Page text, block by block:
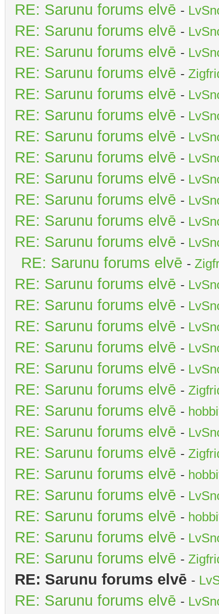
RE: Sarunu forums elvē -
RE: Sarunu forums elvē -
RE: Sarunu forums elvē -
RE: Sarunu forums elvē -
RE: Sarunu forums elvē -
RE: Sarunu forums elvē -
RE: Sarunu forums elvē -
RE: Sarunu forums elvē -
RE: Sarunu forums elvē -
RE: Sarunu forums elvē -
RE: Sarunu forums elvē -
RE: Sarunu forums elvē -
RE: Sarunu forums elvē -
RE: Sarunu forums elvē -
RE: Sarunu forums elvē -
RE: Sarunu forums elvē -
RE: Sarunu forums elvē -
RE: Sarunu forums elvē -
RE: Sarunu forums elvē -
RE: Sarunu forums elvē -
RE: Sarunu forums elvē -
RE: Sarunu forums elvē -
RE: Sarunu forums elvē -
RE: Sarunu forums elvē -
RE: Sarunu forums elvē -
RE: Sarunu forums elvē -
RE: Sarunu forums elvē -
RE: Sarunu forums elvē -
RE: Sarunu forums elvē -